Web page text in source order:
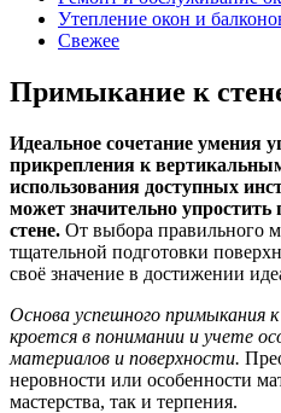
Утепление окон и
Свежее
Примыкание к
Идеальное сочетание умения
прикрепления к
использования доступных
может значительно упростить
стене. От выбора правильного
тщательной подготовки
своё значение в достижении
Основа успешного примыкания
кроется в понимании и учете
материалов и поверхности.
неровности или особенности
мастерства, так и терпения.